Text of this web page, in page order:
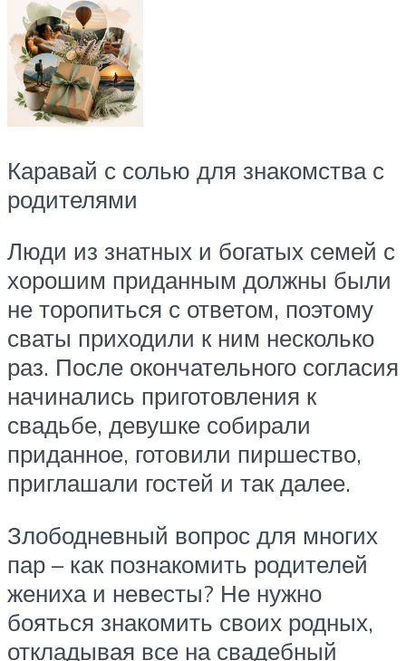
Каравай с солью для знакомства с
родителями
Люди из знатных и богатых семей с
хорошим приданным должны были
не торопиться с ответом, поэтому
сваты приходили к ним несколько
раз. После окончательного согласия
начинались приготовления к
свадьбе, девушке собирали
приданное, готовили пиршество,
приглашали гостей и так далее.
Злободневный вопрос для многих
пар – как познакомить родителей
жениха и невесты? Не нужно
бояться знакомить своих родных,
откладывая все на свадебный